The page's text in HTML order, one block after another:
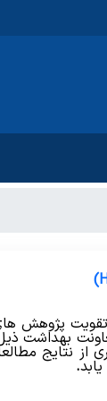
)
پژوهش
بهداشت
از نتایج
.